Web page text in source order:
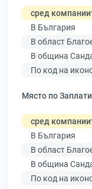
сред
В България
В област
В община
По код на
Място по
сред
В България
В област
В община
По код на